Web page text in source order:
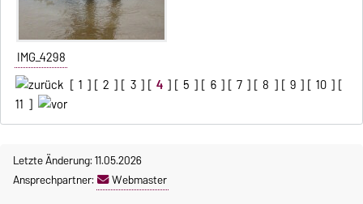
IMG_4298
[ 1 ] [ 2 ] [ 3 ] [ 4 ] [ 5 ] [ 6 ] [ 7 ] [ 8 ] [ 9 ] [ 10 ] [
11 ]
Letzte Änderung: 11.05.2026
Ansprechpartner:
Webmaster